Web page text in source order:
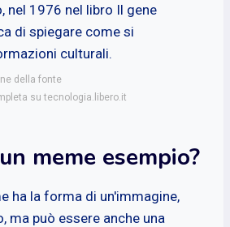
nel 1976 nel libro Il gene
di spiegare come si
culturali.
della fonte
su tecnologia.libero.it
meme esempio?
ha la forma di un'immagine,
ma può essere anche una